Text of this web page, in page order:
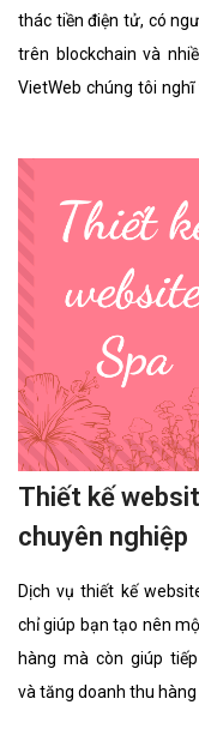
thác tiền điện tử, có
trên blockchain và
VietWeb chúng tôi
Thiết kế
chuyên nghiệp
Dịch vụ thiết kế
chỉ giúp bạn tạo nên
hàng mà còn giúp
và tăng doanh thu